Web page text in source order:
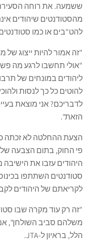
ששמעה. את רוחה
מהסטודנטים שיהודים
להט"בים או כמו
"זה אמור להיות ייצוג
"אולי תחשבו לרגע מה
ליהודים במונחים של
להוטים כל כך לנסות
לדבריכם? אני מוצאת
הזאת".
הצעת ההחלטה לא זכתה
היהודים עזבו את
סטודנטים השתתפו
לקריאתם של היהודים
"זה רק עוד מקרה שבו
משלהם סביב השולחן",
הלל, בראיון ל-JTA.